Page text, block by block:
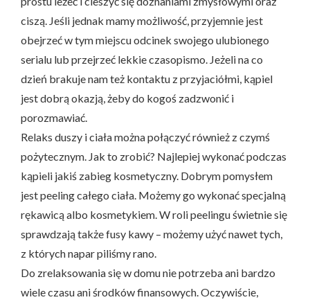
ciszą. Jeśli jednak mamy możliwość, przyjemnie jest
obejrzeć w tym miejscu odcinek swojego ulubionego
serialu lub przejrzeć lekkie czasopismo. Jeżeli na co
dzień brakuje nam też kontaktu z przyjaciółmi, kąpiel
jest dobrą okazją, żeby do kogoś zadzwonić i
porozmawiać.
Relaks duszy i ciała można połączyć również z czymś
pożytecznym. Jak to zrobić? Najlepiej wykonać podczas
kąpieli jakiś zabieg kosmetyczny. Dobrym pomysłem
jest peeling całego ciała. Możemy go wykonać specjalną
rękawicą albo kosmetykiem. W roli peelingu świetnie się
sprawdzają także fusy kawy – możemy użyć nawet tych,
z których napar piliśmy rano.
Do zrelaksowania się w domu nie potrzeba ani bardzo
wiele czasu ani środków finansowych. Oczywiście,